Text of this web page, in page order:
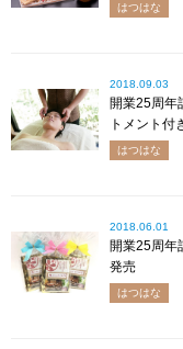
はつはな
2018.09.03
開業25周年
トメント付
はつはな
2018.06.01
開業25周年
発売
はつはな